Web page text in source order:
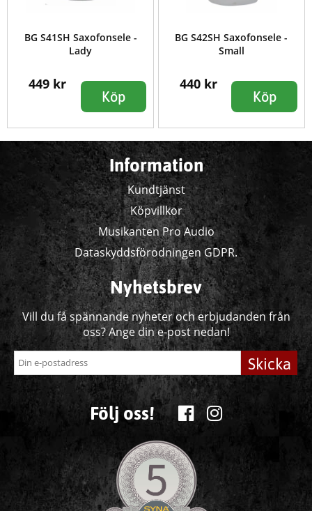
BG S41SH Saxofonsele -
Lady
449 kr
Köp
BG S42SH Saxofonsele -
Small
440 kr
Köp
Information
Kundtjänst
Köpvillkor
Musikanten Pro Audio
Dataskyddsförodningen GDPR.
Nyhetsbrev
Vill du få spännande nyheter och erbjudanden från
oss? Ange din e-post nedan!
Skicka
Följ oss!